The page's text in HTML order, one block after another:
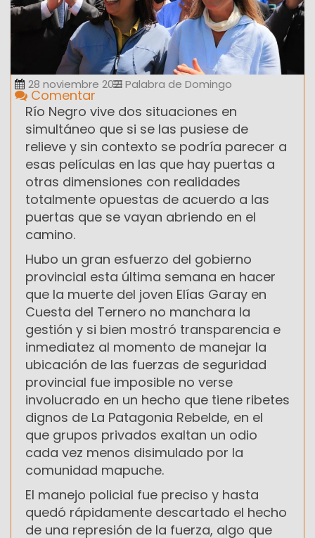
28 noviembre 2021Palabra de Domingo
Comentar
Río Negro vive dos situaciones en
simultáneo que si se las pusiese de
relieve y sin contexto se podría parecer a
esas películas en las que hay puertas a
otras dimensiones con realidades
totalmente opuestas de acuerdo a las
puertas que se vayan abriendo en el
camino.
Hubo un gran esfuerzo del gobierno
provincial esta última semana en hacer
que la muerte del joven Elías Garay en
Cuesta del Ternero no manchara la
gestión y si bien mostró transparencia e
inmediatez al momento de manejar la
ubicación de las fuerzas de seguridad
provincial fue imposible no verse
involucrado en un hecho que tiene ribetes
dignos de La Patagonia Rebelde, en el
que grupos privados exaltan un odio
cada vez menos disimulado por la
comunidad mapuche.
El manejo policial fue preciso y hasta
quedó rápidamente descartado el hecho
de una represión de la fuerza, algo que